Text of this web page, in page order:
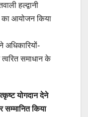
हल्द्वानी
का आयोजन किया
अधिकारियों-
समाधान के
योगदान देने
सम्मानित किया